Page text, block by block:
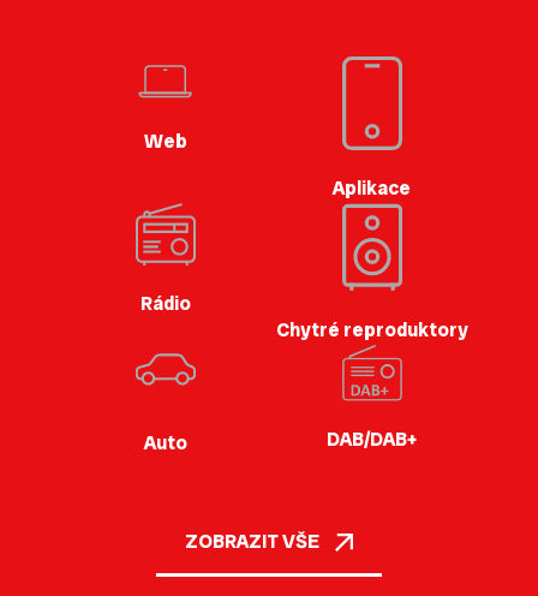
Web
Aplikace
Rádio
Chytré reproduktory
Auto DAB/DAB+
ZOBRAZIT VŠE